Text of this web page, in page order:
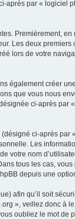
après par « logiciel
Premièrement,
Les deux
lors de votre
également créer
que vous nous
ci-après
ci-après
Les
votre nom
tous les cas,
depuis une
afin qu’il soit
», veillez donc
oubliez le mot